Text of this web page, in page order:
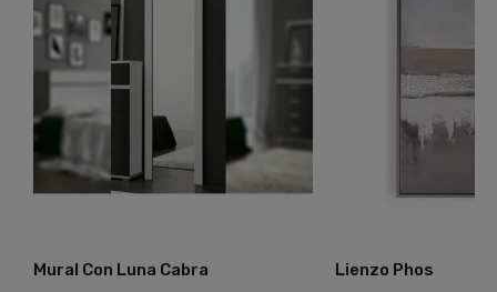
Mural Con Luna Cabra Lienzo Phos